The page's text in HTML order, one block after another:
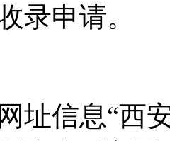
录申请。
址信息“西